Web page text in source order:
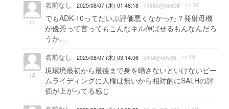
11
名前なし 2025/08/07 (木) 01:48:18 71885@bb658 >> 10
でもADK-10ってだいぶ評価悪くなかった？発射母機
が優秀って言ってもこんなキル伸ばせるもんなんだろ
うか…
12
名前なし 2025/08/07 (木) 03:14:06 c9fbf@59536 >> 10
現環境最初から最後まで身を晒さないといけないビー
ムライディングに人権は無いから相対的にSALHの評
価が上がってる感じ